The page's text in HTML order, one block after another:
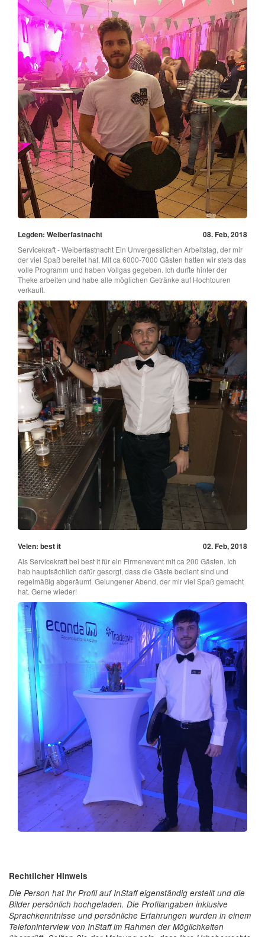
Legden: Weiberfastnacht 08. Feb, 2018
Servicekraft - Weiberfastnacht Ein Unvergesslichen Arbeitstag, der mir
der viel Spaß bereitet hat. Mit ca 6000-7000 Gästen hatten wir stets das
volle Programm und haben Vollgas gegeben. Ich durfte hinter der
Theke arbeiten und habe alle möglichen Getränke auf Hochtouren
verkauft.
Velen: best it 02. Feb, 2018
Als Servicekraft bei best it für ein Firmenevent mit ca 200 Gästen. Ich
hab hauptsächlich dafür gesorgt, dass die Gäste bedient sind und
regelmäßig abgeräumt. Gelungener Abend, der mir viel Spaß gemacht
hat. Gerne wieder!
Rechtlicher Hinweis
Die Person hat ihr Profil auf InStaff eigenständig erstellt und die
Bilder persönlich hochgeladen. Die Profilangaben inklusive
Sprachkenntnisse und persönliche Erfahrungen wurden in einem
Telefoninterview von InStaff im Rahmen der Möglichkeiten